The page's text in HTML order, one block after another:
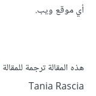
أي موقع ويب.
هذه المقالة ترجمة للمقالة
Tania Rascia